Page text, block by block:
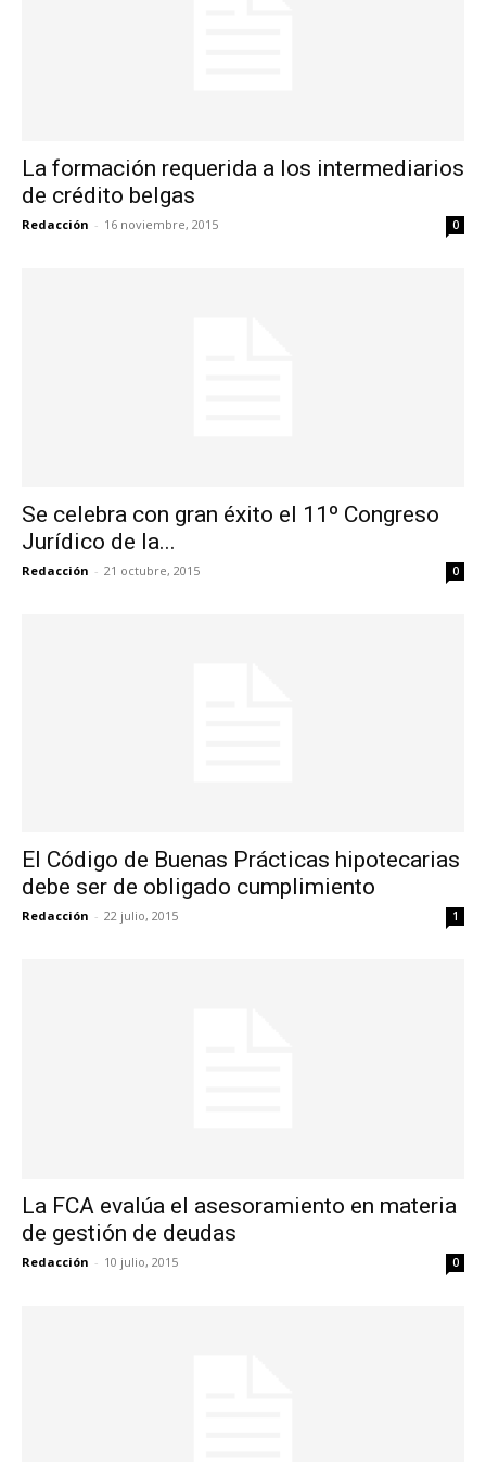
La formación requerida a los intermediarios
de crédito belgas
Redacción - 16 noviembre, 2015 0
Se celebra con gran éxito el 11º Congreso
Jurídico de la...
Redacción - 21 octubre, 2015 0
El Código de Buenas Prácticas hipotecarias
debe ser de obligado cumplimiento
Redacción - 22 julio, 2015 1
La FCA evalúa el asesoramiento en materia
de gestión de deudas
Redacción - 10 julio, 2015 0